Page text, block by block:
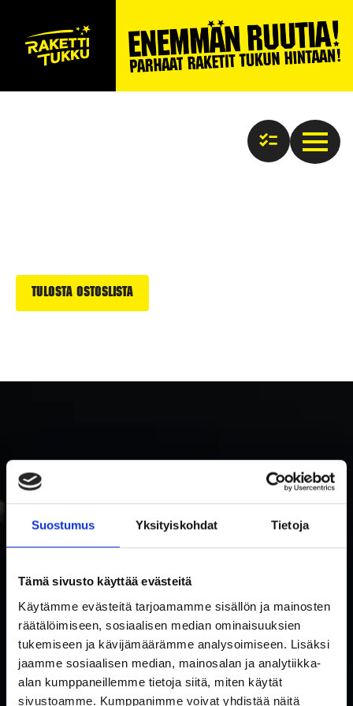
Suostumus Yksityiskohdat Tietoja
Tämä sivusto käyttää evästeitä
Käytämme evästeitä tarjoamamme sisällön ja mainosten
räätälöimiseen, sosiaalisen median ominaisuuksien
tukemiseen ja kävijämäärämme analysoimiseen. Lisäksi
jaamme sosiaalisen median, mainosalan ja analytiikka-
alan kumppaneillemme tietoja siitä, miten käytät
sivustoamme. Kumppanimme voivat yhdistää näitä
Tulosta ostoslista
Tilaa uutiskirje ja saat ensimmäisenä tietoa uutuuksista ja
tarjouksista!
Suostumus
*
Hyväksyn tietosuojaselosteen mukaisen tietojeni käytön.
Sähköposti